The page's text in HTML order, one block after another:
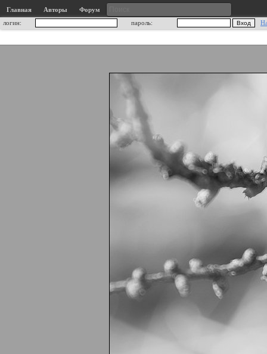
Главная Авторы
Форум
логин:
пароль: